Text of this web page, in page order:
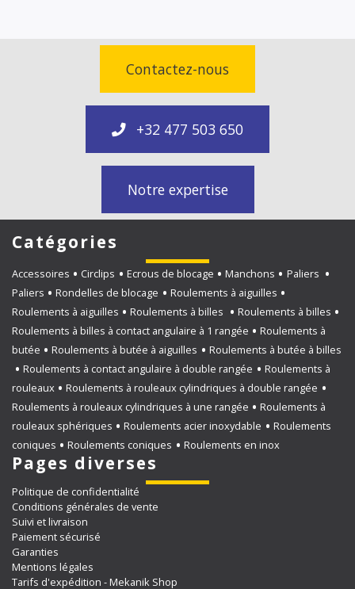
Contactez-nous
+32 477 503 650
Notre expertise
Catégories
Accessoires Circlips Ecrous de blocage Manchons
Paliers
Paliers
Rondelles de blocage
Roulements à aiguilles
Roulements à aiguilles
Roulements à billes
Roulements à billes
Roulements à billes à contact angulaire à 1 rangée
Roulements à
butée
Roulements à butée à aiguilles
Roulements à butée à billes
Roulements à contact angulaire à double rangée
Roulements à
rouleaux
Roulements à rouleaux cylindriques à double rangée
Roulements à rouleaux cylindriques à une rangée
Roulements à
rouleaux sphériques
Roulements acier inoxydable
Roulements
coniques
Roulements coniques Roulements en inox
Pages diverses
Politique de confidentialité
Conditions générales de vente
Suivi et livraison
Paiement sécurisé
Garanties
Mentions légales
Tarifs d'expédition - Mekanik Shop